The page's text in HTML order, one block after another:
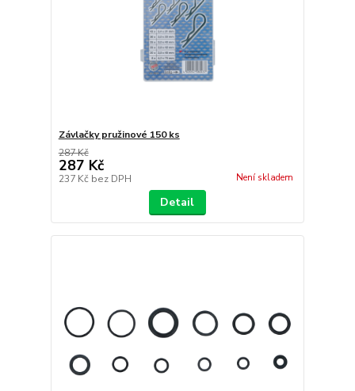
Závlačky pružinové 150 ks
287 Kč
287 Kč
237 Kč bez DPH Není skladem
Detail